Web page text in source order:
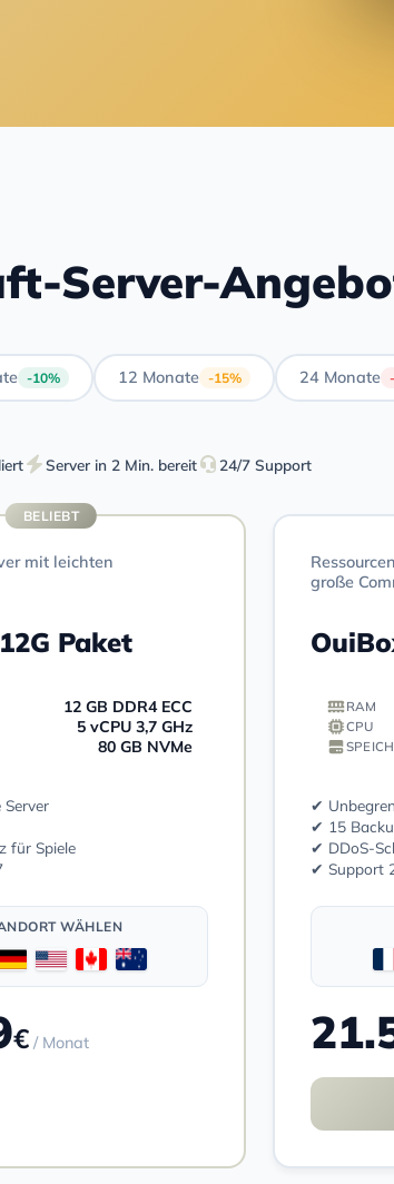
Server-
-10% 12 Monate -15% 24 Monate
Server in 2 Min. bereit 24/7 Support
BELIEBT
mit leichten
Paket
12 GB DDR4 ECC
5 vCPU 3,7 GHz
80 GB NVMe
für Spiele
WÄHLEN
€ / Monat
große
RAM
CPU
✔
✔ 15
✔ DDoS-
✔ Support